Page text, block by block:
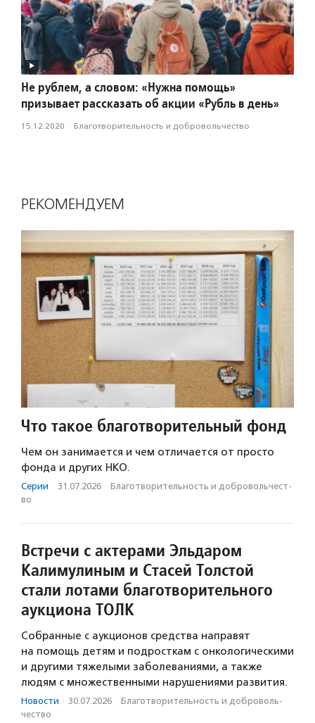
Не рублем, а словом: «Нужна помощь»
призывает рассказать об акции «Рубль в день»
15.12.2020 · Благотвори­тель­ность и доброволь­чест­во
РЕКОМЕНДУЕМ
Что такое благотворительный фонд
Чем он занимается и чем отличается от просто
фонда и других НКО.
Серии · 31.07.2026 · Благотвори­тель­ность и доброволь­чест­
во
Встречи с актерами Эльдаром
Калимулиным и Стасей Толстой
стали лотами благотворительного
аукциона ТОЛК
Собранные с аукционов средства направят
на помощь детям и подросткам с онкологическими
и другими тяжелыми заболеваниями, а также
людям с множественными нарушениями развития.
Новости · 30.07.2026 · Благотвори­тель­ность и доброволь­
чест­во